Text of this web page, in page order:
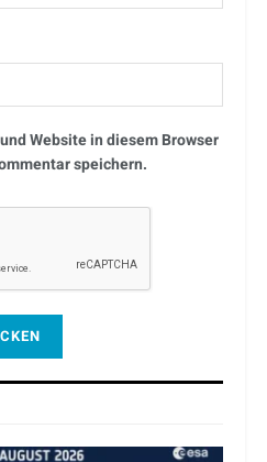
Website in diesem Browser
speichern.